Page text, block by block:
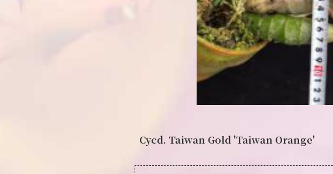
Cycd. Taiwan Gold 'Taiwan Orange'